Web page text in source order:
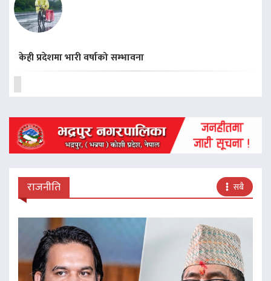
केही प्रदेशमा भारी वर्षाको सम्भावना
राजनीति सबै